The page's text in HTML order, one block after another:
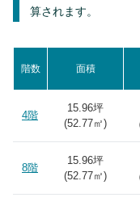
算されます。
階数 面積
4階
15.96坪
(52.77㎡)
8階
15.96坪
(52.77㎡)